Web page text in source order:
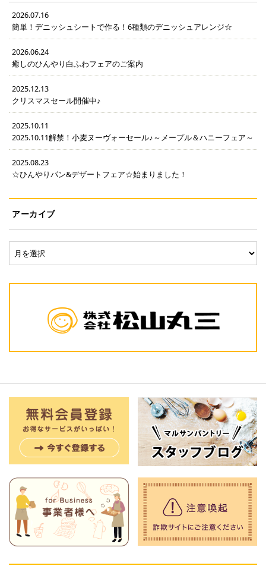
2026.07.16
簡単！デニッシュシートで作る！6種類のデニッシュアレンジ☆
2026.06.24
癒しのひんやり白ふわフェアのご案内
2025.12.13
クリスマスセール開催中♪
2025.10.11
2025.10.11解禁！小麦ヌーヴォーセール♪～メープル＆ハニーフェア～
2025.08.23
☆ひんやりパン&デザートフェア☆始まりました！
アーカイブ